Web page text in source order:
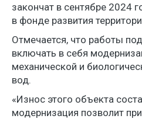
закончат в сентябре 2024
в фонде развития
Отмечается, что работы
включать в себя
механической и
вод.
«Износ этого объекта
модернизация позволит